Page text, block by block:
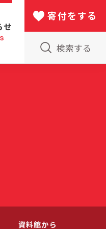
ける救世軍の130年
せ
検索する
寄付をする
資料館から